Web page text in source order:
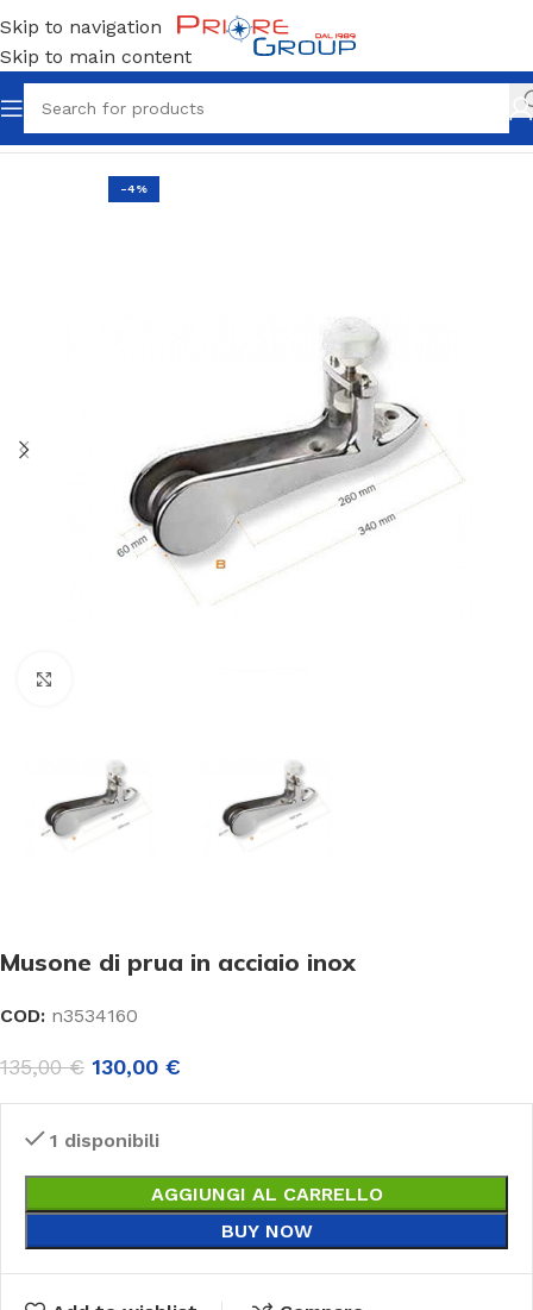
Skip to navigation
Skip to main content
Home Accessori
-4%
Musone di prua in acciaio inox
COD: n3534160
135,00€ 130,00 €
1 disponibili
AGGIUNGI AL CARRELLO
BUY NOW